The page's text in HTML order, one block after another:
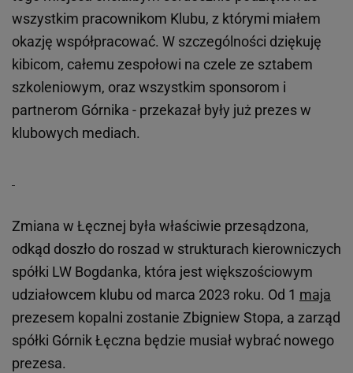
wszystkim pracownikom Klubu, z którymi miałem
okazję współpracować. W szczególności dziękuję
kibicom, całemu zespołowi na czele ze sztabem
szkoleniowym, oraz wszystkim sponsorom i
partnerom Górnika - przekazał były już prezes w
klubowych mediach.
Zmiana w Łęcznej była właściwie przesądzona,
odkąd doszło do roszad w strukturach kierowniczych
spółki LW Bogdanka, która jest większościowym
udziałowcem klubu od marca 2023 roku. Od 1 maja
prezesem kopalni zostanie Zbigniew Stopa, a zarząd
spółki Górnik Łęczna będzie musiał wybrać nowego
prezesa.